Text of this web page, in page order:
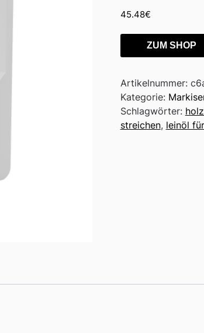
45.48€
ZUM SHOP
Artikelnummer:
Kategorie:
Schlagwörter:
streichen, leinöl